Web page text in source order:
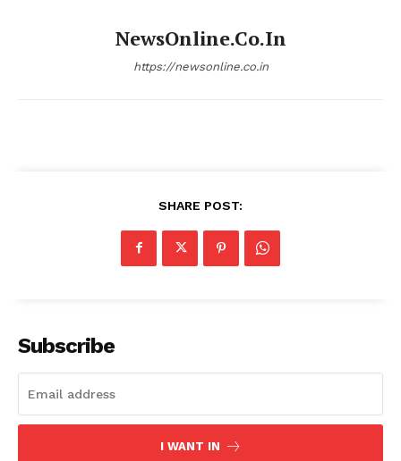
NewsOnline.co.in
https://newsonline.co.in
SHARE POST:
Subscribe
I WANT IN